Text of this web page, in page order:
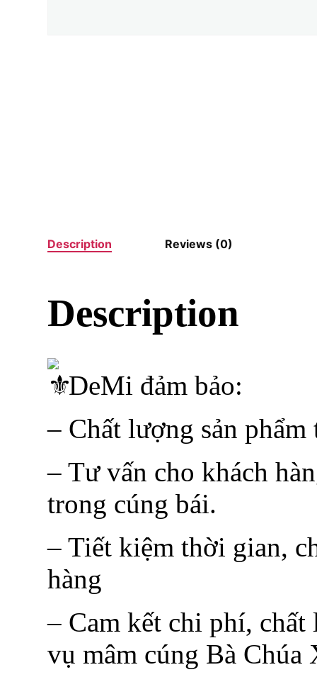
Description Reviews (0)
Description
DeMi đảm bảo:
– Chất lượng sản
– Tư vấn cho khách
trong cúng bái.
– Tiết kiệm thời gian,
hàng
– Cam kết chi phí,
vụ mâm cúng Bà Chúa